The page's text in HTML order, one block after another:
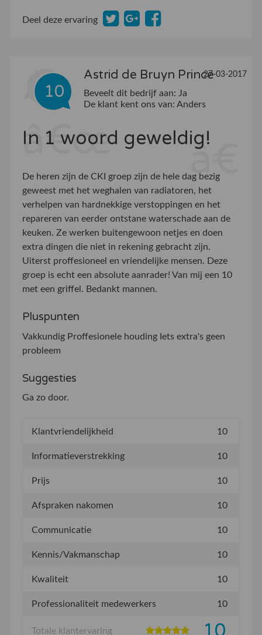
Deel deze ervaring
10
Astrid de Bruyn Prince27-03-2017
Beveelt dit bedrijf aan: Ja
De klant kent ons van: Anders
In 1 woord geweldig!
De heren zijn de CKI groep zijn de hele dag bezig
geweest met het weghalen van radiatoren, het
verhelpen van hardnekkige verstoppingen en het
repareren van eerder ontstane waterschade aan de
keuken. Ze werken buitengewoon netjes en doen
extra dingen die niet in rekening gebracht zijn.
Uiterst proffesioneel en vriendelijke mensen. Deze
groep is echt een absolute aanrader! Van mij een 10
met een griffel. Bedankt mannen.
Pluspunten
Vakkundig Proffesionele houding Iets extra's geen
probleem
Suggesties
Ga zo door.
Klantvriendelijkheid 10
Informatieverstrekking 10
Prijs 10
Afspraken nakomen 10
Communicatie 10
Kennis/Vakmanschap 10
Kwaliteit 10
Professionaliteit medewerkers 10
Totale klantervaring